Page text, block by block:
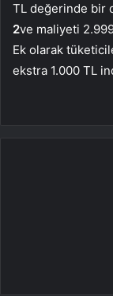
TL değerinde bir
2ve maliyeti
Ek olarak
ekstra 1.000 TL